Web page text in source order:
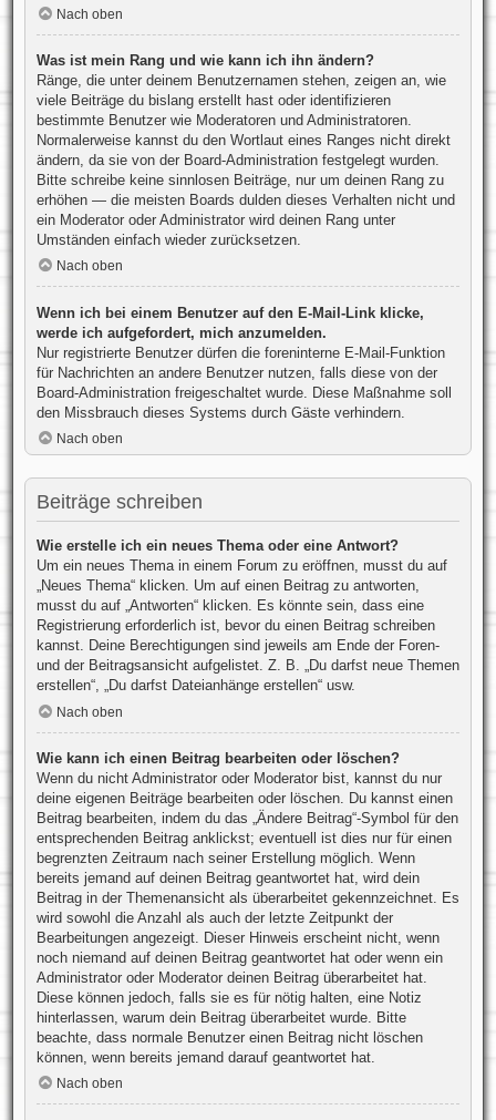
Nach oben
Was ist mein Rang und wie kann ich ihn ändern?
Ränge, die unter deinem Benutzernamen stehen, zeigen an, wie
viele Beiträge du bislang erstellt hast oder identifizieren
bestimmte Benutzer wie Moderatoren und Administratoren.
Normalerweise kannst du den Wortlaut eines Ranges nicht direkt
ändern, da sie von der Board-Administration festgelegt wurden.
Bitte schreibe keine sinnlosen Beiträge, nur um deinen Rang zu
erhöhen — die meisten Boards dulden dieses Verhalten nicht und
ein Moderator oder Administrator wird deinen Rang unter
Umständen einfach wieder zurücksetzen.
Nach oben
Wenn ich bei einem Benutzer auf den E-Mail-Link klicke,
werde ich aufgefordert, mich anzumelden.
Nur registrierte Benutzer dürfen die foreninterne E-Mail-Funktion
für Nachrichten an andere Benutzer nutzen, falls diese von der
Board-Administration freigeschaltet wurde. Diese Maßnahme soll
den Missbrauch dieses Systems durch Gäste verhindern.
Nach oben
Beiträge schreiben
Wie erstelle ich ein neues Thema oder eine Antwort?
Um ein neues Thema in einem Forum zu eröffnen, musst du auf
„Neues Thema“ klicken. Um auf einen Beitrag zu antworten,
musst du auf „Antworten“ klicken. Es könnte sein, dass eine
Registrierung erforderlich ist, bevor du einen Beitrag schreiben
kannst. Deine Berechtigungen sind jeweils am Ende der Foren-
und der Beitragsansicht aufgelistet. Z. B. „Du darfst neue Themen
erstellen“, „Du darfst Dateianhänge erstellen“ usw.
Nach oben
Wie kann ich einen Beitrag bearbeiten oder löschen?
Wenn du nicht Administrator oder Moderator bist, kannst du nur
deine eigenen Beiträge bearbeiten oder löschen. Du kannst einen
Beitrag bearbeiten, indem du das „Ändere Beitrag“-Symbol für den
entsprechenden Beitrag anklickst; eventuell ist dies nur für einen
begrenzten Zeitraum nach seiner Erstellung möglich. Wenn
bereits jemand auf deinen Beitrag geantwortet hat, wird dein
Beitrag in der Themenansicht als überarbeitet gekennzeichnet. Es
wird sowohl die Anzahl als auch der letzte Zeitpunkt der
Bearbeitungen angezeigt. Dieser Hinweis erscheint nicht, wenn
noch niemand auf deinen Beitrag geantwortet hat oder wenn ein
Administrator oder Moderator deinen Beitrag überarbeitet hat.
Diese können jedoch, falls sie es für nötig halten, eine Notiz
hinterlassen, warum dein Beitrag überarbeitet wurde. Bitte
beachte, dass normale Benutzer einen Beitrag nicht löschen
können, wenn bereits jemand darauf geantwortet hat.
Nach oben